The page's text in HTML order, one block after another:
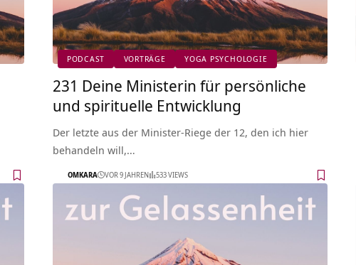
PODCAST VORTRÄGE YOGA PSYCHOLOGIE
231 Deine Ministerin für persönliche
und spirituelle Entwicklung
Der letzte aus der Minister-Riege der 12, den ich hier
behandeln will,…
OMKARA VOR 9 JAHREN 533 VIEWS